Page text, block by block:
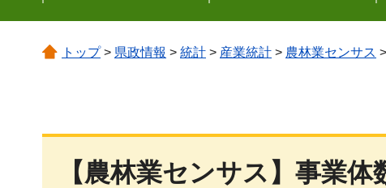
トップ> 県政情報 > 統計 > 産業統計 > 農林業センサス
【農林業センサス】事業体